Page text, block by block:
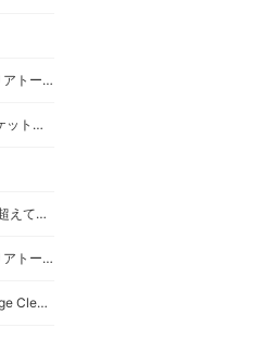
NEW ARRIVAL ＜TAGLIATORE（タリアトーレ）＞ウールカルゼダブルブレストジャケット
〈CINQUANTA 〉無骨なワークジャケットに、極上の素材使いと洗練されたシルエットを組み合わせたスタンドカラージャケットを。
〈George Cleverley〉OWEN 時代を超えて愛される、「究極のシンプル」なクラシックローファーを。
NEW ARRIVAL ＜TAGLIATORE（タリアトーレ）＞ハウンドトゥースジャケット
ロングノーズ フォルムの美。〈George Cleverley〉